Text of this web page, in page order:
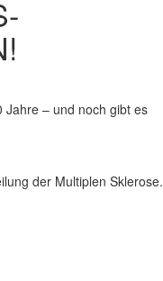
Jahre – und noch gibt es
der Multiplen Sklerose.